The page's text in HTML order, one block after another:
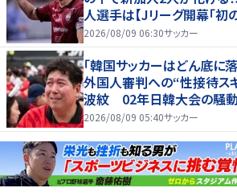
人選手は【Jリーグ開幕｢初
(4)
2026/08/09 06:30サッカー
「韓国サッカーはどん底に
外国人審判への“性接待ス
波紋 02年日韓大会の騒動
疑われる」
2026/08/09 05:40サッカー